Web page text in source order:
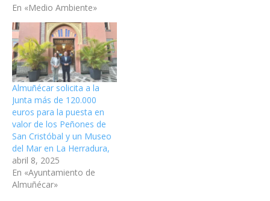
En «Medio Ambiente»
Almuñécar solicita a la
Junta más de 120.000
euros para la puesta en
valor de los Peñones de
San Cristóbal y un Museo
del Mar en La Herradura,
abril 8, 2025
En «Ayuntamiento de
Almuñécar»